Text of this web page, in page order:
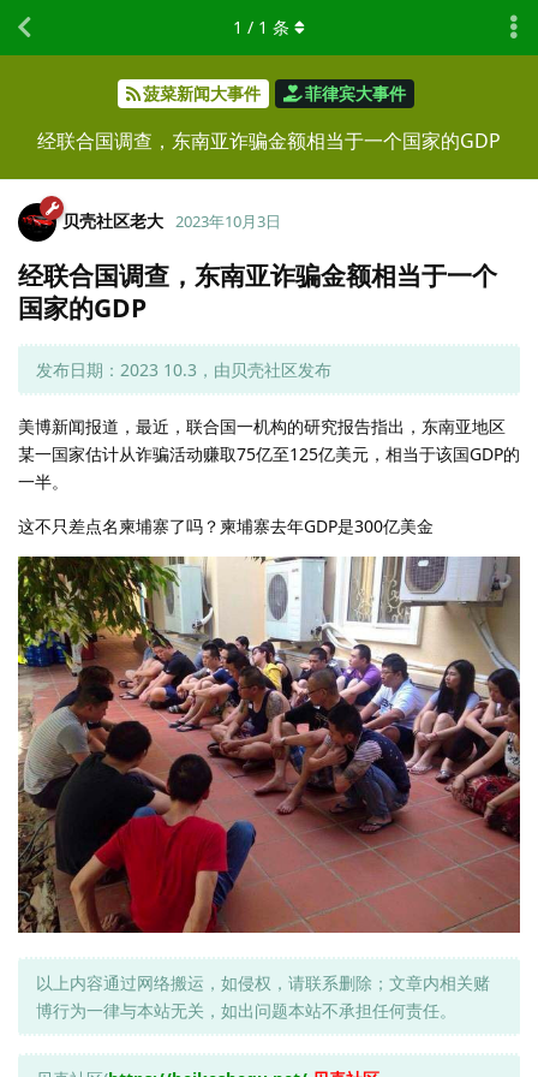
菠菜新闻大事件 菲律宾大事件
经联合国调查，东南亚诈骗金额相当于一个国家的GDP
1 / 1 条
贝壳社区老大 2023年10月3日
经联合国调查，东南亚诈骗金额相当于一个
国家的GDP
发布日期：2023 10.3，由贝壳社区发布
美博新闻报道，最近，联合国一机构的研究报告指出，东南亚地区
某一国家估计从诈骗活动赚取75亿至125亿美元，相当于该国GDP的
一半。
这不只差点名柬埔寨了吗？柬埔寨去年GDP是300亿美金
以上内容通过网络搬运，如侵权，请联系删除；文章内相关赌
博行为一律与本站无关，如出问题本站不承担任何责任。